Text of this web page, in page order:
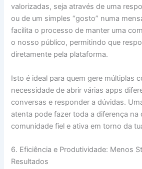
valorizadas, seja através de uma
ou de um simples “gosto” numa
facilita o processo de manter uma
o nosso público, permitindo que
diretamente pela plataforma.
Isto é ideal para quem gere múltiplas
necessidade de abrir várias apps
conversas e responder a dúvidas.
atenta pode fazer toda a diferença na
comunidade fiel e ativa em torno da
6. Eficiência e Produtividade: Menos
Resultados